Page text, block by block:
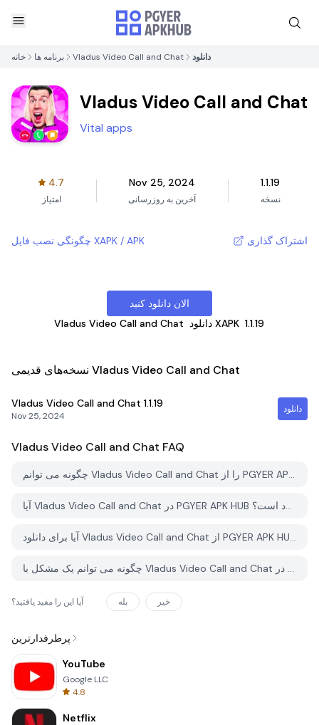
خانه برنامه ها Vladus Video Call and Chat دانلود
Vladus Video Call and Chat
Vital apps
4.7
امتیاز
Nov 25, 2024
آخرین به روزرسانی
1.1.19
نسخه
چگونگی نصب فایل XAPK / APK اشتراک گذاری
الان دانلود کنید
Vladus Video Call and Chat
دانلود XAPK 1.1.19
نسخه‌های قدیمی Vladus Video Call and Chat
Vladus Video Call and Chat 1.1.19
Nov 25, 2024
دانلود
Vladus Video Call and Chat FAQ
چگونه می توانم Vladus Video Call and Chat را از PGYER APK HUB دانلود کنم؟
آیا Vladus Video Call and Chat در PGYER APK HUB رایگان برای دانلود است؟
آیا برای دانلود Vladus Video Call and Chat از PGYER APK HUB نیاز به حساب کاربری دارم؟
چگونه می توانم یک مشکل با Vladus Video Call and Chat در PGYER APK HUB گزارش دهم؟
آیا این را مفید یافتید؟ بله خیر
پرطرفدارترین
YouTube
Google LLC
4.8
Netflix